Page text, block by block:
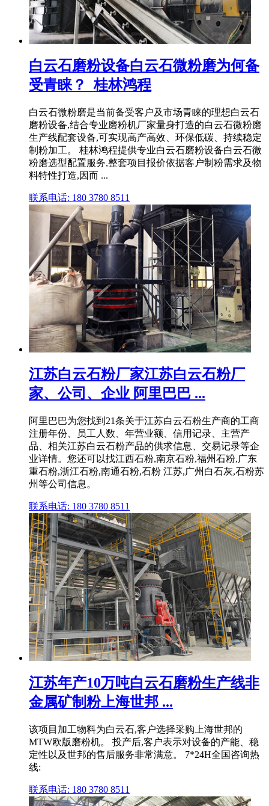
白云石磨粉设备白云石微粉磨为何备
受青睐？_桂林鸿程
白云石微粉磨是当前备受客户及市场青睐的理想白云石
磨粉设备,结合专业磨粉机厂家量身打造的白云石微粉磨
生产线配套设备,可实现高产高效、环保低碳、持续稳定
制粉加工。 桂林鸿程提供专业白云石磨粉设备白云石微
粉磨选型配置服务,整套项目报价依据客户制粉需求及物
料特性打造,因而 ...
联系电话: 180 3780 8511
江苏白云石粉厂家江苏白云石粉厂
家、公司、企业 阿里巴巴 ...
阿里巴巴为您找到21条关于江苏白云石粉生产商的工商
注册年份、员工人数、年营业额、信用记录、主营产
品、相关江苏白云石粉产品的供求信息、交易记录等企
业详情。您还可以找江西石粉,南京石粉,福州石粉,广东
重石粉,浙江石粉,南通石粉,石粉 江苏,广州白石灰,石粉苏
州等公司信息。
联系电话: 180 3780 8511
江苏年产10万吨白云石磨粉生产线非
金属矿制粉上海世邦 ...
该项目加工物料为白云石,客户选择采购上海世邦的
MTW欧版磨粉机。 投产后,客户表示对设备的产能、稳
定性以及世邦的售后服务非常满意。 7*24H全国咨询热
线:
联系电话: 180 3780 8511